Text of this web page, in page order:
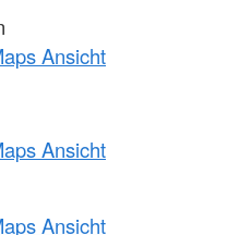
Ansicht
Ansicht
Ansicht